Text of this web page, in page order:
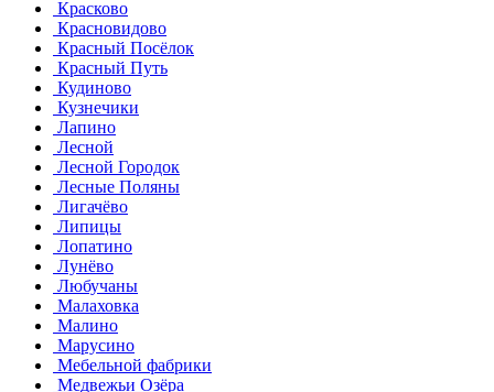
Красково
Красновидово
Красный Посёлок
Красный Путь
Кудиново
Кузнечики
Лапино
Лесной
Лесной Городок
Лесные Поляны
Лигачёво
Липицы
Лопатино
Лунёво
Любучаны
Малаховка
Малино
Марусино
Мебельной фабрики
Медвежьи Озёра